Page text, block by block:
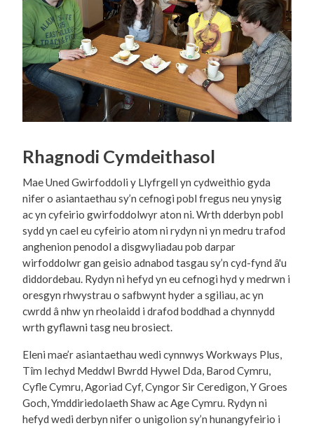
Rhagnodi Cymdeithasol
Mae Uned Gwirfoddoli y Llyfrgell yn cydweithio gyda
nifer o asiantaethau sy’n cefnogi pobl fregus neu ynysig
ac yn cyfeirio gwirfoddolwyr aton ni. Wrth dderbyn pobl
sydd yn cael eu cyfeirio atom ni rydyn ni yn medru trafod
anghenion penodol a disgwyliadau pob darpar
wirfoddolwr gan geisio adnabod tasgau sy’n cyd-fynd â'u
diddordebau. Rydyn ni hefyd yn eu cefnogi hyd y medrwn i
oresgyn rhwystrau o safbwynt hyder a sgiliau, ac yn
cwrdd â nhw yn rheolaidd i drafod boddhad a chynnydd
wrth gyflawni tasg neu brosiect.
Eleni mae’r asiantaethau wedi cynnwys Workways Plus,
Tîm Iechyd Meddwl Bwrdd Hywel Dda, Barod Cymru,
Cyfle Cymru, Agoriad Cyf, Cyngor Sir Ceredigon, Y Groes
Goch, Ymddiriedolaeth Shaw ac Age Cymru. Rydyn ni
hefyd wedi derbyn nifer o unigolion sy’n hunangyfeirio i